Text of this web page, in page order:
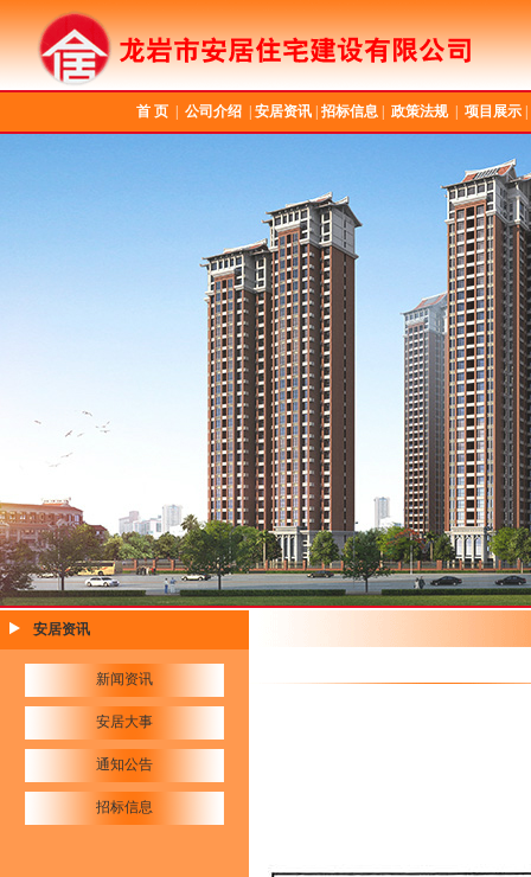
首 页 公司介绍 安居资讯 招标信息 政策法规| 项目展示
安居资讯
新闻资讯
安居大事
通知公告
招标信息